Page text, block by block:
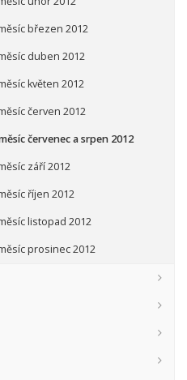
březen 2012
duben 2012
květen 2012
červen 2012
červenec a srpen 2012
září 2012
říjen 2012
listopad 2012
prosinec 2012